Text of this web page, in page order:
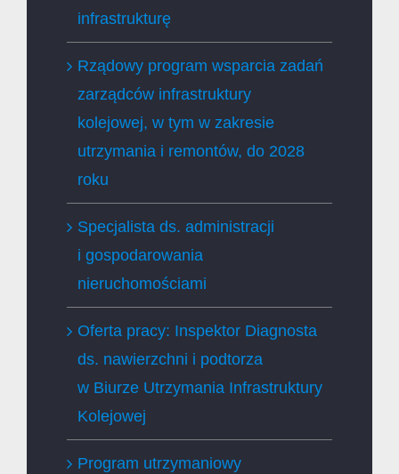
infrastrukturę
Rządowy program wsparcia zadań
zarządców infrastruktury
kolejowej, w tym w zakresie
utrzymania i remontów, do 2028
roku
Specjalista ds. administracji
i gospodarowania
nieruchomościami
Oferta pracy: Inspektor Diagnosta
ds. nawierzchni i podtorza
w Biurze Utrzymania Infrastruktury
Kolejowej
Program utrzymaniowy